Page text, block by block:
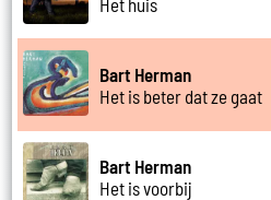
Bart Herman
Het is beter dat ze gaat
Bart Herman
Het is voorbij